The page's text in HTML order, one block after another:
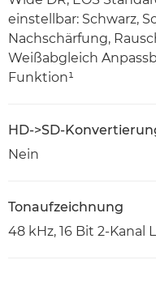
einstellbar: Schwarz,
Nachschärfung,
Weißabgleich
Funktion¹
HD->SD-
Nein
Tonaufzeichnung
48 kHz, 16 Bit 2-Kanal